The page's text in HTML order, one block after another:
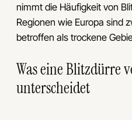
nimmt die Häufigkeit von
Regionen wie Europa sind
betroffen als trockene
Was eine Blitzdürre
unterscheidet